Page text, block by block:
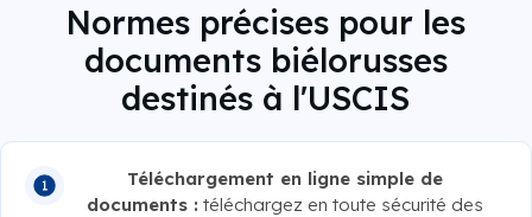
Normes précises pour les
documents biélorusses
destinés à l'USCIS
Téléchargement en ligne simple de
documents : téléchargez en toute sécurité des